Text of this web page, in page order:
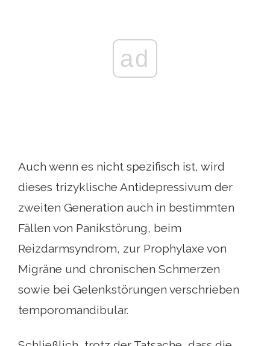
ad
Auch wenn es nicht spezifisch ist, wird
dieses trizyklische Antidepressivum der
zweiten Generation auch in bestimmten
Fällen von Panikstörung, beim
Reizdarmsyndrom, zur Prophylaxe von
Migräne und chronischen Schmerzen
sowie bei Gelenkstörungen verschrieben
temporomandibular.